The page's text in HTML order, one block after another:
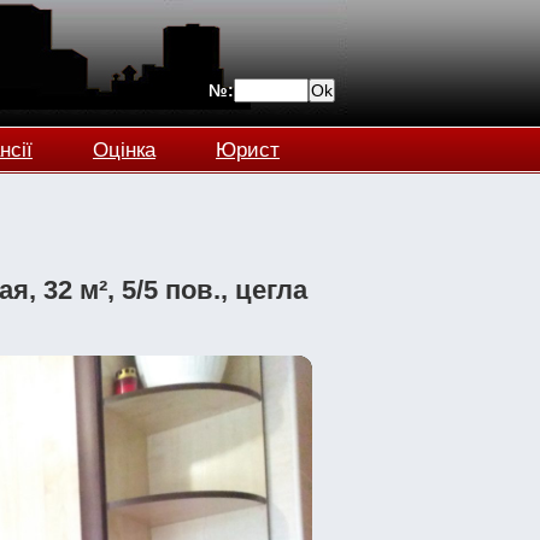
№:
Оцінка Юрист
32 м², 5/5 пов., цегла